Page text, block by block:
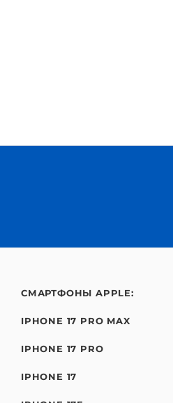
СМАРТФОНЫ APPLE:
IPHONE 17 PRO MAX
IPHONE 17 PRO
IPHONE 17